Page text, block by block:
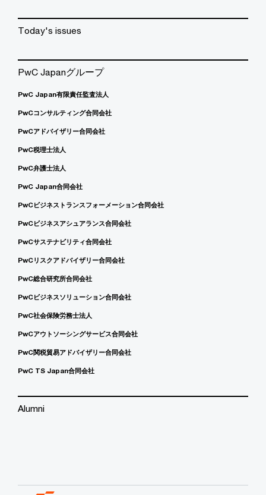
Today's issues
PwC Japanグループ
PwC Japan有限責任監査法人
PwCコンサルティング合同会社
PwCアドバイザリー合同会社
PwC税理士法人
PwC弁護士法人
PwC Japan合同会社
PwCビジネストランスフォーメーション合同会社
PwCビジネスアシュアランス合同会社
PwCサステナビリティ合同会社
PwCリスクアドバイザリー合同会社
PwC総合研究所合同会社
PwCビジネスソリューション合同会社
PwC社会保険労務士法人
PwCアウトソーシングサービス合同会社
PwC関税貿易アドバイザリー合同会社
PwC TS Japan合同会社
Alumni